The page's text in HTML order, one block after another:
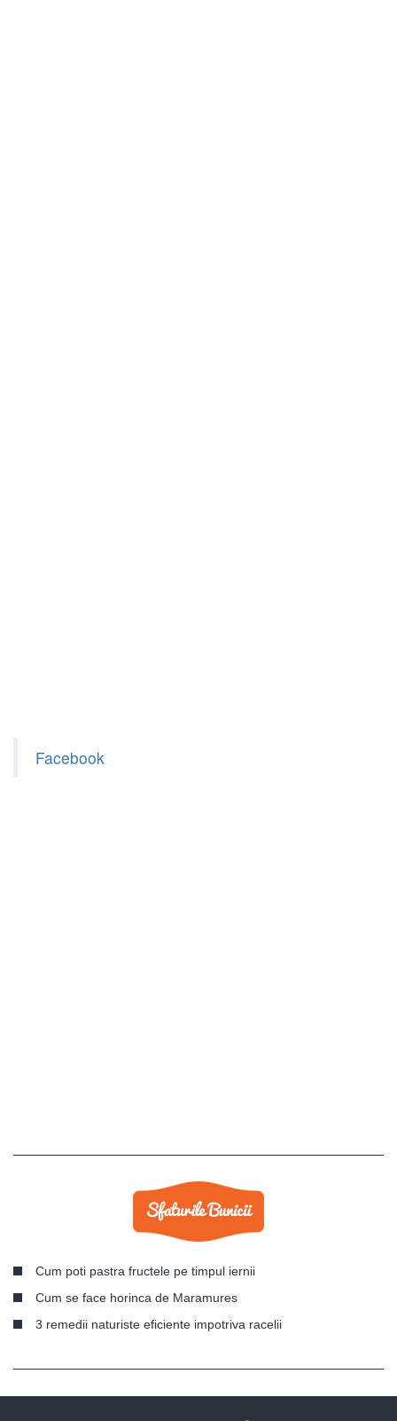
Facebook
Cum poti pastra fructele pe timpul iernii
Cum se face horinca de Maramures
3 remedii naturiste eficiente impotriva racelii